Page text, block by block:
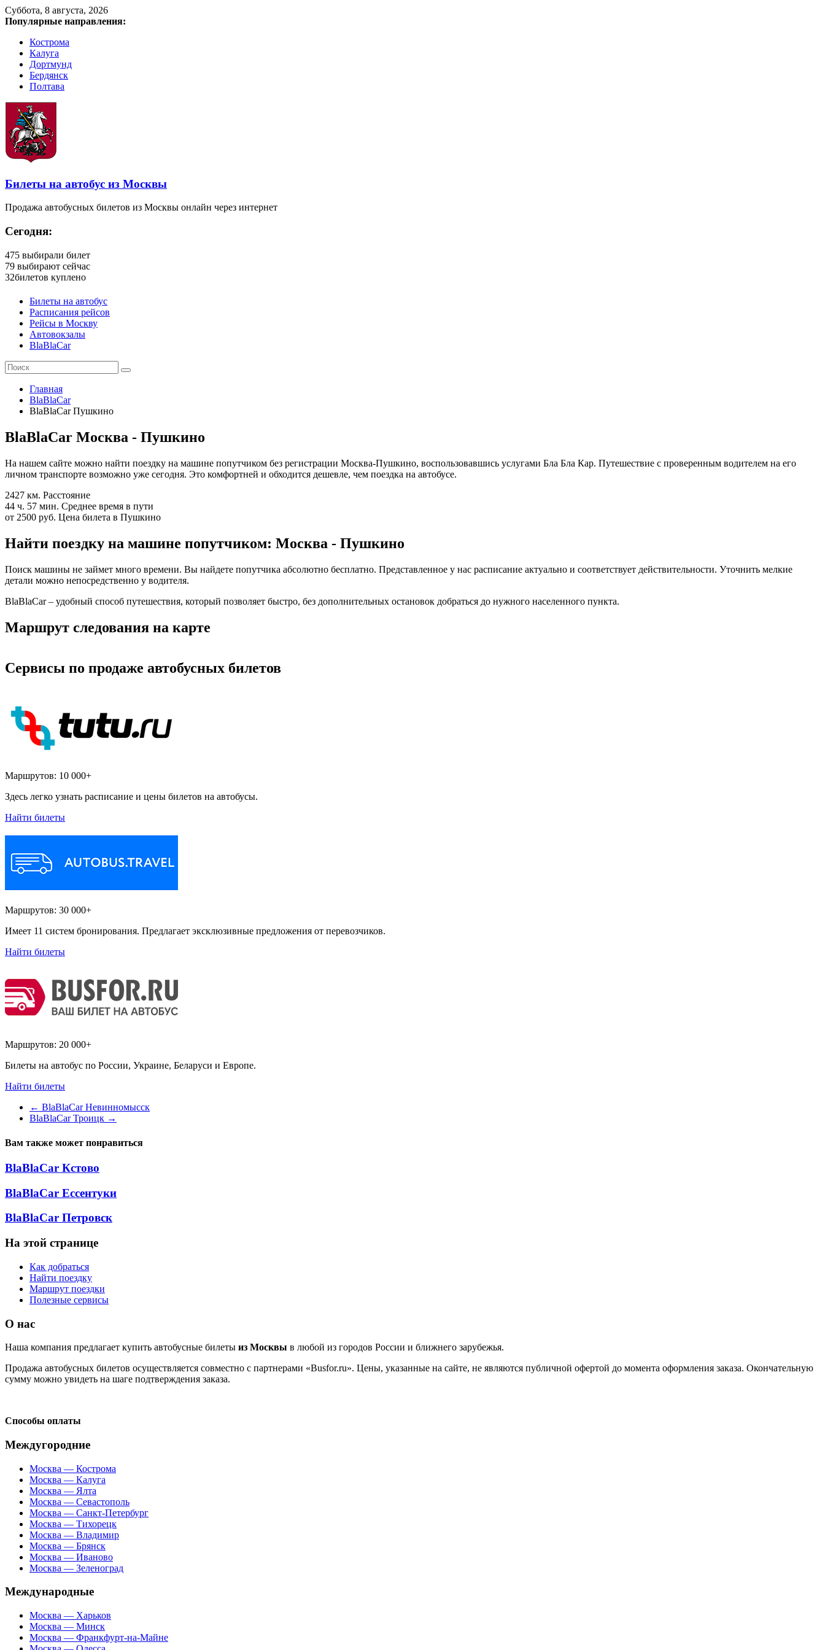
Суббота, 8 августа, 2026
Популярные направления:
Кострома
Калуга
Дортмунд
Бердянск
Полтава
Билеты на автобус из Москвы
Продажа автобусных билетов из Москвы онлайн через интернет
Сегодня:
475 выбирали билет
79 выбирают сейчас
32билетов куплено
Билеты на автобус
Расписания рейсов
Рейсы в Москву
Автовокзалы
BlaBlaCar
Главная
BlaBlaCar
BlaBlaCar Пушкино
BlaBlaCar Москва - Пушкино
На нашем сайте можно найти поездку на машине попутчиком без регистрации Москва-Пушкино, воспользовавшись услугами Бла Бла Кар. Путешествие с проверенным водителем на его
личном транспорте возможно уже сегодня. Это комфортней и обходится дешевле, чем поездка на автобусе.
2427 км. Расстояние
44 ч. 57 мин. Среднее время в пути
от 2500 руб. Цена билета в Пушкино
Найти поездку на машине попутчиком: Москва - Пушкино
Поиск машины не займет много времени. Вы найдете попутчика абсолютно бесплатно. Представленное у нас расписание актуально и соответствует действительности. Уточнить мелкие
детали можно непосредственно у водителя.
BlaBlaCar – удобный способ путешествия, который позволяет быстро, без дополнительных остановок добраться до нужного населенного пункта.
Маршрут следования на карте
Сервисы по продаже автобусных билетов
Маршрутов: 10 000+
Здесь легко узнать расписание и цены билетов на автобусы.
Найти билеты
Маршрутов: 30 000+
Имеет 11 систем бронирования. Предлагает эксклюзивные предложения от перевозчиков.
Найти билеты
Маршрутов: 20 000+
Билеты на автобус по России, Украине, Беларуси и Европе.
Найти билеты
← BlaBlaCar Невинномысск
BlaBlaCar Троицк →
Вам также может понравиться
BlaBlaCar Кстово
BlaBlaCar Ессентуки
BlaBlaCar Петровск
На этой странице
Как добраться
Найти поездку
Маршрут поездки
Полезные сервисы
О нас
Наша компания предлагает купить автобусные билеты из Москвы в любой из городов России и ближнего зарубежья.
Продажа автобусных билетов осуществляется совместно с партнерами «Busfor.ru». Цены, указанные на сайте, не являются публичной офертой до момента оформления заказа. Окончательную
сумму можно увидеть на шаге подтверждения заказа.
Способы оплаты
Междугородние
Москва — Кострома
Москва — Калуга
Москва — Ялта
Москва — Севастополь
Москва — Санкт-Петербург
Москва — Тихорецк
Москва — Владимир
Москва — Брянск
Москва — Иваново
Москва — Зеленоград
Международные
Москва — Харьков
Москва — Минск
Москва — Франкфурт-на-Майне